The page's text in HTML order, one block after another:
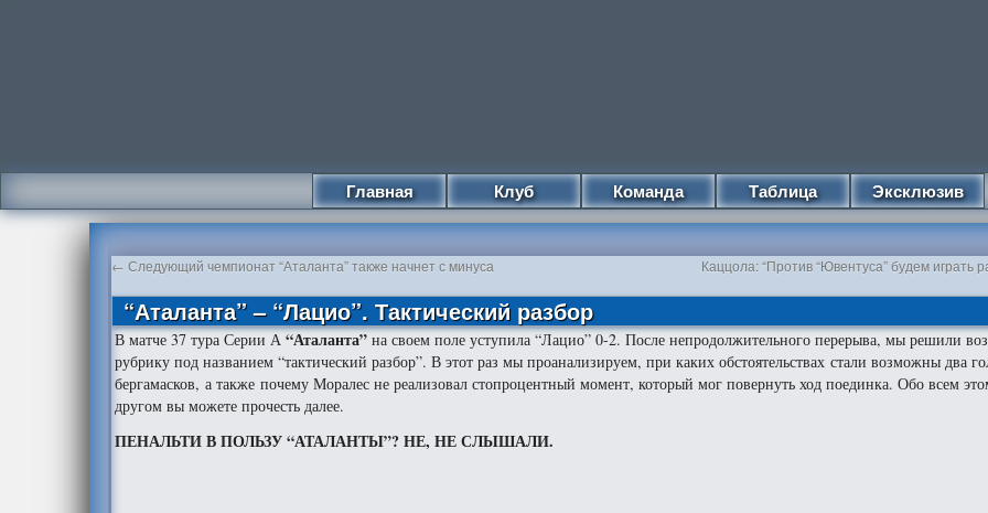
Главная Клуб Команда Таблица Эксклюзив
← Следующий чемпионат “Аталанта” также начнет с минуса Каццола: “Против “Ювентуса” будем играть
“Аталанта” – “Лацио”. Тактический разбор
В матче 37 тура Серии А“Аталанта” на своем поле уступила “Лацио” 0-2. После непродолжительного перерыва, мы решили
рубрику под названием “тактический разбор”. В этот раз мы проанализируем, при каких обстоятельствах стали возможны два
бергамасков, а также почему Моралес не реализовал стопроцентный момент, который мог повернуть ход поединка. Обо всем
другом вы можете прочесть далее.
ПЕНАЛЬТИ В ПОЛЬЗУ “АТАЛАНТЫ”? НЕ, НЕ СЛЫШАЛИ.